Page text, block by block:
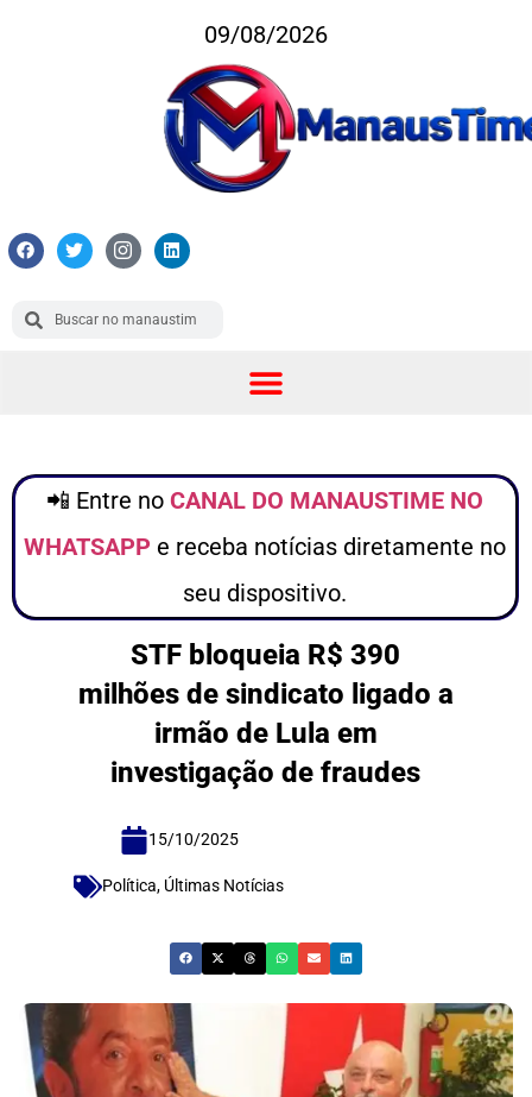
09/08/2026
📲 Entre no CANAL DO MANAUSTIME NO
WHATSAPP e receba notícias diretamente no
seu dispositivo.
STF bloqueia R$ 390
milhões de sindicato ligado a
irmão de Lula em
investigação de fraudes
15/10/2025
Política, Últimas Notícias